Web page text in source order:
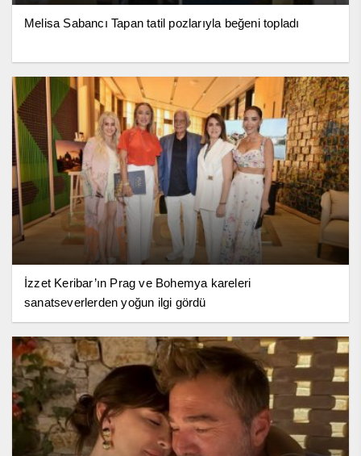
Melisa Sabancı Tapan tatil pozlarıyla beğeni topladı
İzzet Keribar’ın Prag ve Bohemya kareleri
sanatseverlerden yoğun ilgi gördü